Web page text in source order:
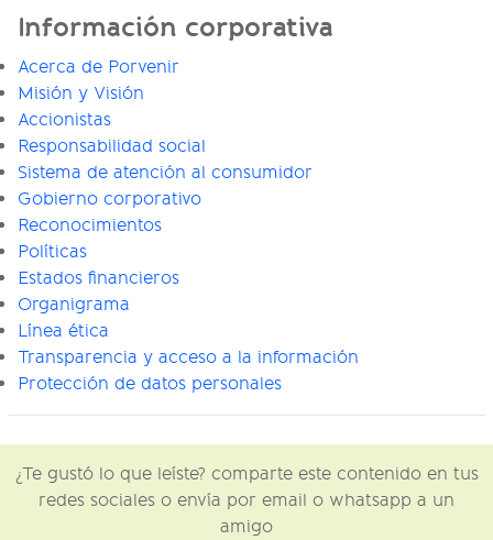
Información corporativa
Acerca de Porvenir
Misión y Visión
Accionistas
Responsabilidad social
Sistema de atención al consumidor
Gobierno corporativo
Reconocimientos
Políticas
Estados financieros
Organigrama
Línea ética
Transparencia y acceso a la información
Protección de datos personales
¿Te gustó lo que leíste? comparte este contenido en tus
redes sociales o envía por email o whatsapp a un
amigo